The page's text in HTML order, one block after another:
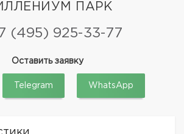
ПАРК
(495) 925-33-77
Оставить заявку
Telegram WhatsApp